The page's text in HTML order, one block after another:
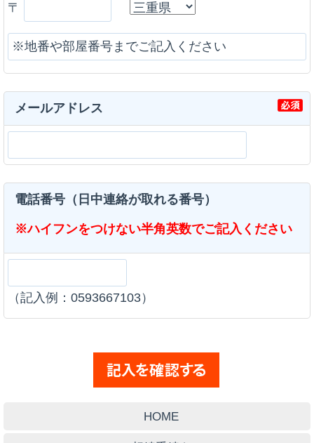
〒
メールアドレス
電話番号（日中連絡が取れる番号）
※ハイフンをつけない半角英数でご記入ください
（記入例：0593667103）
HOME